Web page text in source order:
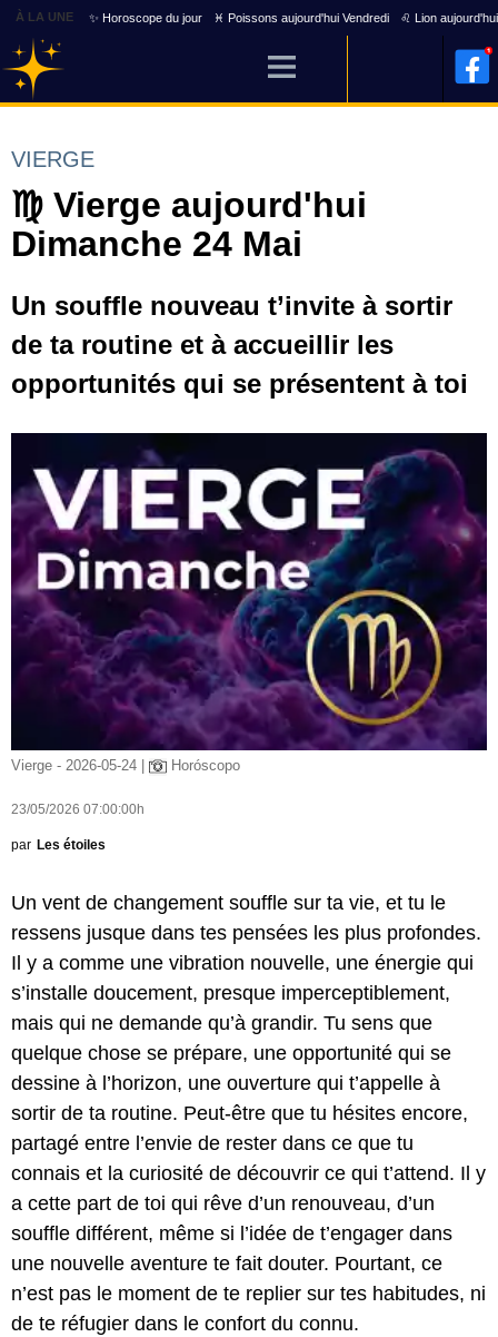
À LA UNE ✨ Horoscope du jour ♓ Poissons aujourd'hui Vendredi ♌ Lion
VIERGE
♍ Vierge aujourd'hui
Dimanche 24 Mai
Un souffle nouveau t’invite à sortir
de ta routine et à accueillir les
opportunités qui se présentent à toi
Vierge - 2026-05-24 | Horóscopo
23/05/2026 07:00:00h
par Les étoiles
Un vent de changement souffle sur ta vie, et tu le
ressens jusque dans tes pensées les plus profondes.
Il y a comme une vibration nouvelle, une énergie qui
s’installe doucement, presque imperceptiblement,
mais qui ne demande qu’à grandir. Tu sens que
quelque chose se prépare, une opportunité qui se
dessine à l’horizon, une ouverture qui t’appelle à
sortir de ta routine. Peut-être que tu hésites encore,
partagé entre l’envie de rester dans ce que tu
connais et la curiosité de découvrir ce qui t’attend. Il y
a cette part de toi qui rêve d’un renouveau, d’un
souffle différent, même si l’idée de t’engager dans
une nouvelle aventure te fait douter. Pourtant, ce
n’est pas le moment de te replier sur tes habitudes, ni
de te réfugier dans le confort du connu.